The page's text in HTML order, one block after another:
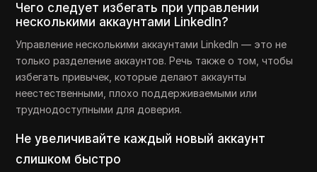
Чего следует избегать при управлении
несколькими аккаунтами LinkedIn?
Управление несколькими аккаунтами LinkedIn — это не
только разделение аккаунтов. Речь также о том, чтобы
избегать привычек, которые делают аккаунты
неестественными, плохо поддерживаемыми или
труднодоступными для доверия.
Не увеличивайте каждый новый аккаунт
слишком быстро